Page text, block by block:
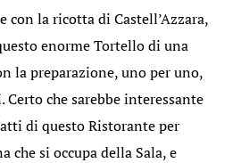
con la ricotta di Castell’Azzara,
enorme Tortello di una
la preparazione, uno per uno,
che sarebbe interessante
di questo Ristorante per
che si occupa della Sala, e